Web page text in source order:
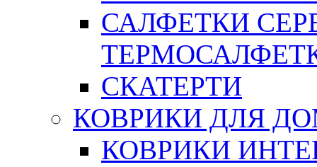
САЛФЕТКИ
СКАТЕРТИ
КОВРИКИ ДЛЯ
КОВРИКИ